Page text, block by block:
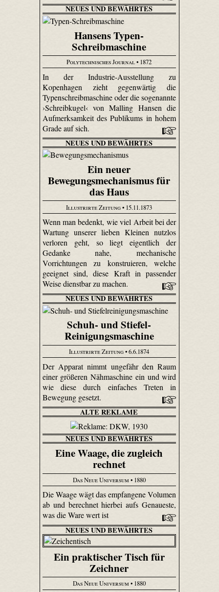
NEUES UND BEWÄHRTES
Hansens Typen-
Schreibmaschine
Polytechnisches Journal• 1872
In der Industrie-Ausstellung zu
Kopenhagen zieht gegenwärtig die
Typenschreibmaschine oder die sogenannte
›Schreibkugel‹ von Malling Hansen die
Aufmerksamkeit des Publikums in hohem
Grade auf sich.
NEUES UND BEWÄHRTES
Ein neuer
Bewegungsmechanismus für
das Haus
Illustrirte Zeitung• 15.11.1873
Wenn man bedenkt, wie viel Arbeit bei der
Wartung unserer lieben Kleinen nutzlos
verloren geht, so liegt eigentlich der
Gedanke nahe, mechanische
Vorrichtungen zu konstruieren, welche
geeignet sind, diese Kraft in passender
Weise dienstbar zu machen.
NEUES UND BEWÄHRTES
Schuh- und Stiefel-
Reinigungsmaschine
Illustrirte Zeitung• 6.6.1874
Der Apparat nimmt ungefähr den Raum
einer größeren Nähmaschine ein und wird
wie diese durch einfaches Treten in
Bewegung gesetzt.
ALTE REKLAME
NEUES UND BEWÄHRTES
Eine Waage, die zugleich
rechnet
Das Neue Universum • 1880
Die Waage wägt das empfangene Volumen
ab und berechnet hierbei aufs Genaueste,
was die Ware wert ist
NEUES UND BEWÄHRTES
Ein praktischer Tisch für
Zeichner
Das Neue Universum• 1880